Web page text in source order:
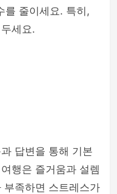
를 줄이세요. 특히,
세요.
답변을 통해 기본
행은 즐거움과 설렘
족하면 스트레스가